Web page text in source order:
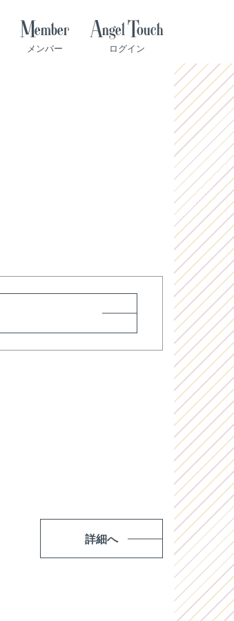
Member
メンバー
Angel Touch
ログイン
詳細へ